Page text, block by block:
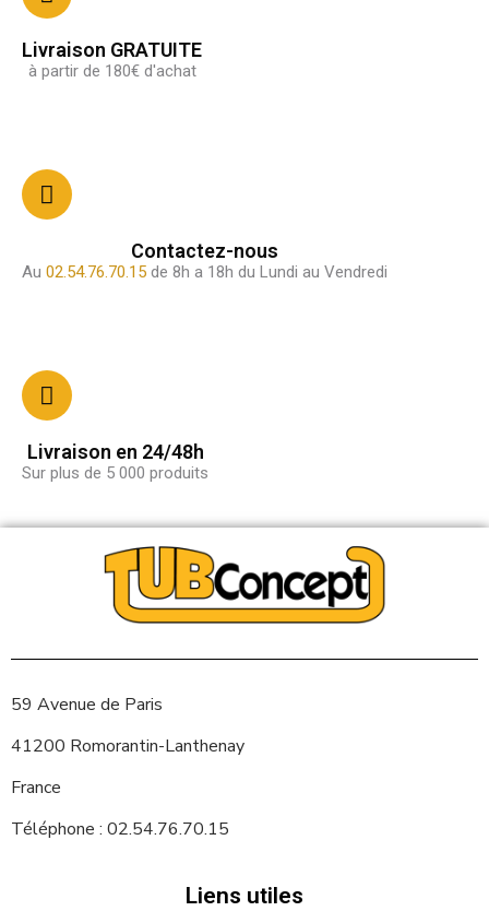
Livraison GRATUITE
à partir de 180€ d'achat
Contactez-nous
Au 02.54.76.70.15 de 8h a 18h du Lundi au Vendredi
Livraison en 24/48h
Sur plus de 5 000 produits
59 Avenue de Paris
41200 Romorantin-Lanthenay
France
Téléphone : 02.54.76.70.15
Liens utiles